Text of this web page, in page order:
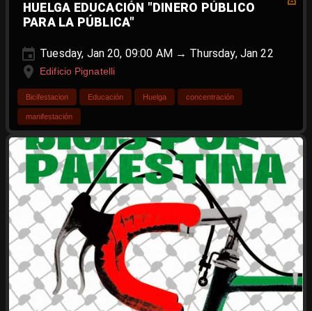
HUELGA EDUCACIÓN "DINERO PÚBLICO
PARA LA PÚBLICA"
Tuesday, Jan 20, 09:00 AM → Thursday, Jan 22
Edificio Pignatelli
Bicifestacion Educación Huelga concentración
manifestación